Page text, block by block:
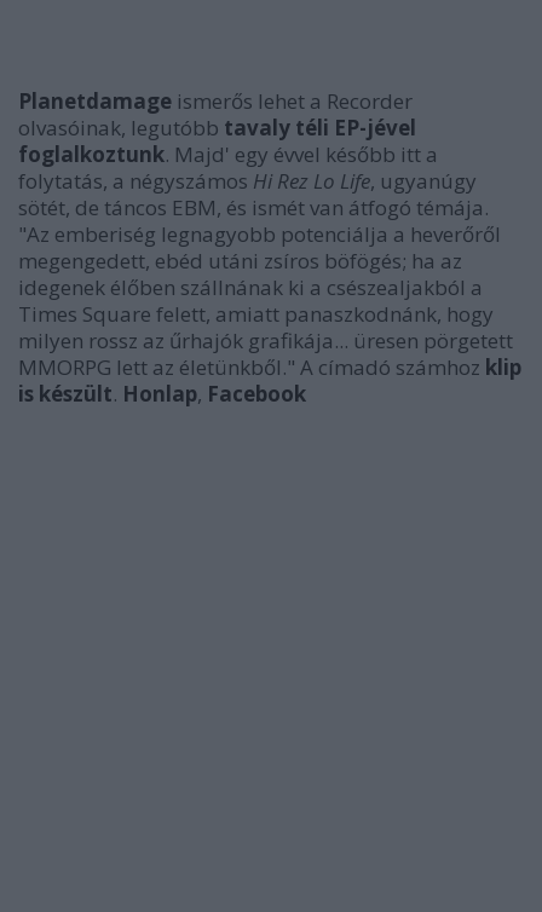
Planetdamage ismerős lehet a Recorder
olvasóinak, legutóbb tavaly téli EP-jével
foglalkoztunk. Majd' egy évvel később itt a
folytatás, a négyszámos Hi Rez Lo Life, ugyanúgy
sötét, de táncos EBM, és ismét van átfogó témája.
"Az emberiség legnagyobb potenciálja a heverőről
megengedett, ebéd utáni zsíros böfögés; ha az
idegenek élőben szállnának ki a csészealjakból a
Times Square felett, amiatt panaszkodnánk, hogy
milyen rossz az űrhajók grafikája... üresen pörgetett
MMORPG lett az életünkből." A címadó számhoz klip
is készült. Honlap, Facebook